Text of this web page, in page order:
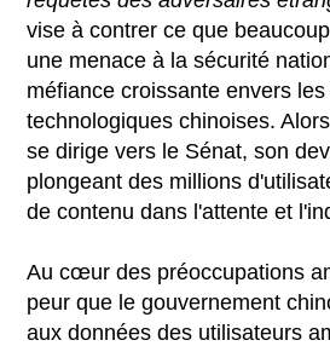
vise à contrer ce que
une menace à la sécurité
méfiance croissante envers
technologiques chinoises.
se dirige vers le Sénat, son
plongeant des millions
de contenu dans l'attente et
Au cœur des préoccupations
peur que le gouvernement
aux données des utilisateurs